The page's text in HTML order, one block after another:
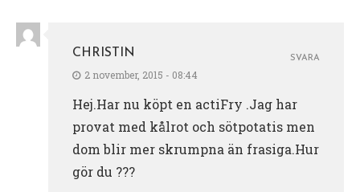
CHRISTIN
2 november, 2015 - 08:44
Hej.Har nu köpt en actiFry .Jag har
provat med kålrot och sötpotatis men
dom blir mer skrumpna än frasiga.Hur
gör du ???
SVARA